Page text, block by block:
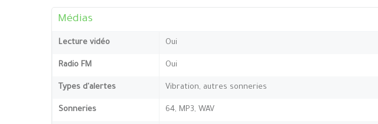
Médias
Lecture vidéo Oui
Radio FM Oui
Types d'alertes Vibration, autres sonneries
Sonneries 64, MP3, WAV